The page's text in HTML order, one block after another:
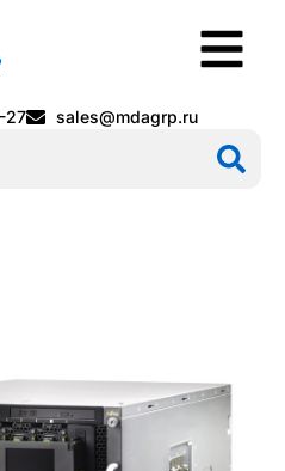
27 sales@mdagrp.ru